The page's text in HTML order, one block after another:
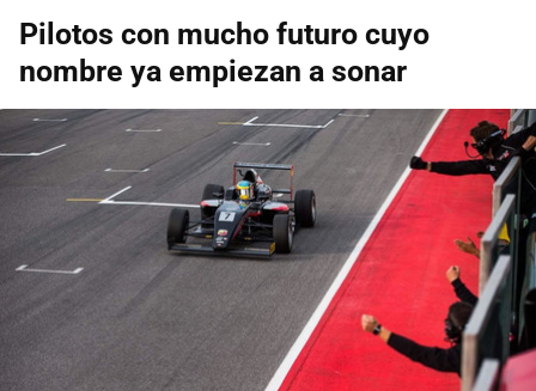
Pilotos con mucho futuro cuyo
nombre ya empiezan a sonar